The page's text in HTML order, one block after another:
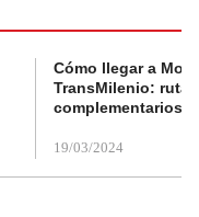
Cómo llegar a
TransMilenio:
complementarios
19/03/2024